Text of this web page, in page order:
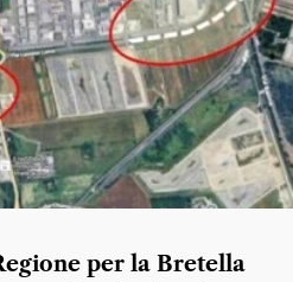
per la Bretella